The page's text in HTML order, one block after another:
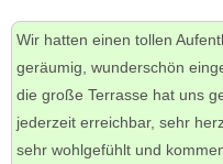
Wir hatten einen tollen
geräumig, wunderschön
die große Terrasse hat uns
jederzeit erreichbar, sehr
sehr wohlgefühlt und